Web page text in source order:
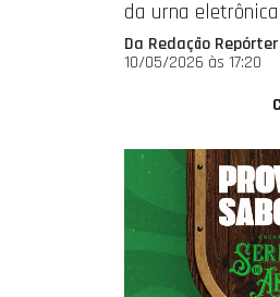
da urna
Da Redação Repórter
10/05/2026 às 17:20